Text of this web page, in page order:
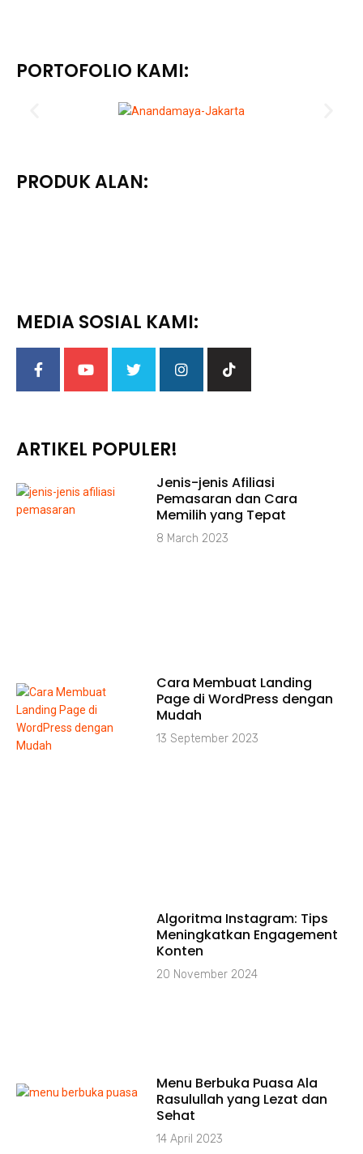
PORTOFOLIO KAMI:
PRODUK ALAN:
MEDIA SOSIAL KAMI:
ARTIKEL POPULER!
Jenis-jenis Afiliasi
Pemasaran dan Cara
Memilih yang Tepat
8 March 2023
Cara Membuat Landing
Page di WordPress dengan
Mudah
13 September 2023
Algoritma Instagram: Tips
Meningkatkan Engagement
Konten
20 November 2024
Menu Berbuka Puasa Ala
Rasulullah yang Lezat dan
Sehat
14 April 2023